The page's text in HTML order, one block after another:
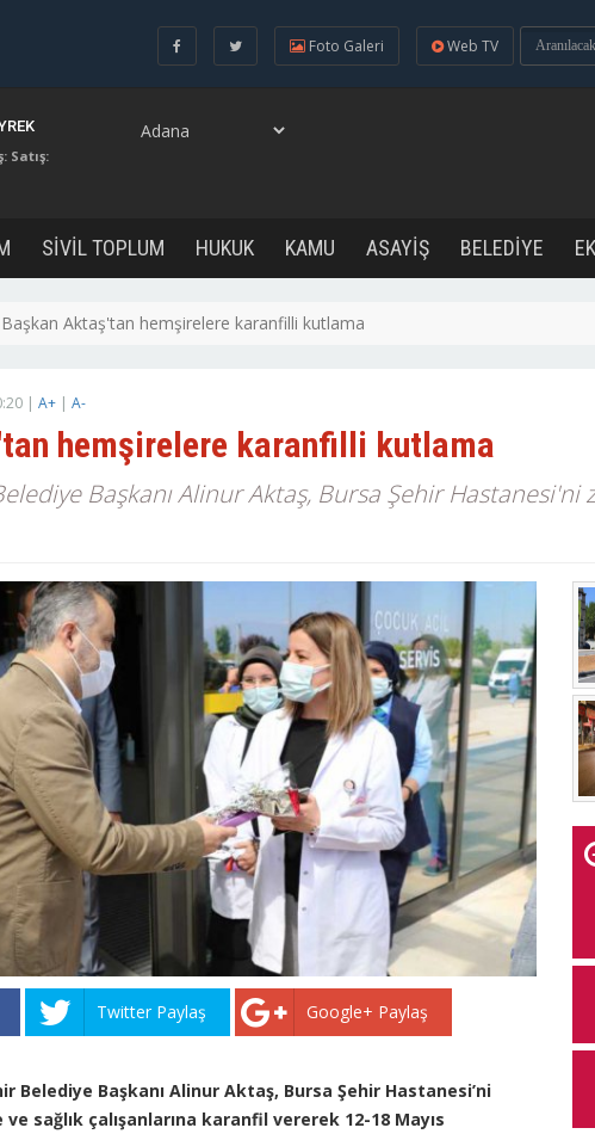
Foto Galeri Web TV
Satış:
SİVİL TOPLUM HUKUK KAMU ASAYİŞ BELEDİYE
Başkan Aktaş'tan hemşirelere karanfilli kutlama
| A+ | A-
hemşirelere karanfilli kutlama
Başkanı Alinur Aktaş, Bursa Şehir
Twitter Paylaş Google+ Paylaş
Belediye Başkanı Alinur Aktaş, Bursa Şehir Hastanesi’ni
sağlık çalışanlarına karanfil vererek 12-18 Mayıs